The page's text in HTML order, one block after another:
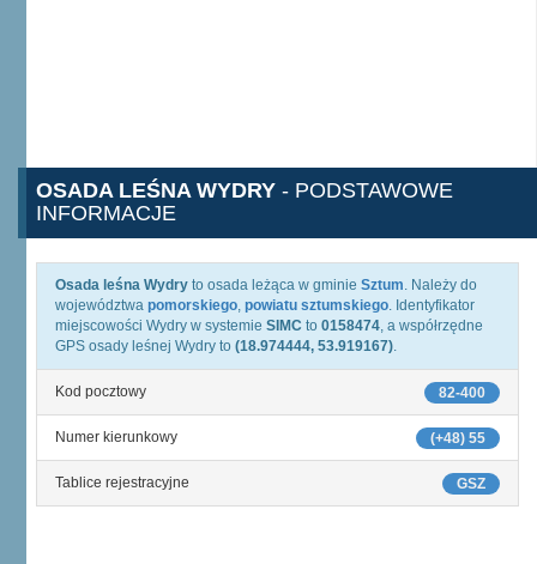
OSADA LEŚNA WYDRY - PODSTAWOWE
INFORMACJE
Osada leśna Wydry to osada leżąca w gminie Sztum. Należy do
województwa pomorskiego, powiatu sztumskiego. Identyfikator
miejscowości Wydry w systemie SIMC to 0158474, a współrzędne
GPS osady leśnej Wydry to (18.974444, 53.919167).
82-400
Kod pocztowy
(+48) 55
Numer kierunkowy
GSZ
Tablice rejestracyjne